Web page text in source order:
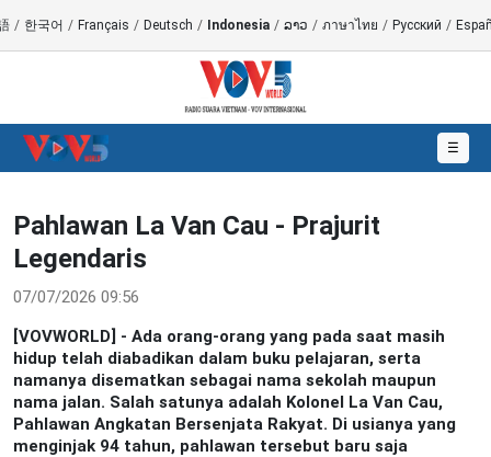
/ 한국어 / Français / Deutsch / Indonesia / ລາວ / ภาษาไทย / Русский /
☰
Pahlawan La Van Cau - Prajurit
Legendaris
07/07/2026 09:56
[VOVWORLD] - Ada orang-orang yang pada saat masih
hidup telah diabadikan dalam buku pelajaran, serta
namanya disematkan sebagai nama sekolah maupun
nama jalan. Salah satunya adalah Kolonel La Van Cau,
Pahlawan Angkatan Bersenjata Rakyat. Di usianya yang
menginjak 94 tahun, pahlawan tersebut baru saja